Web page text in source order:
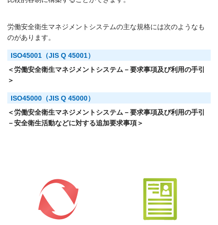
労働安全衛生マネジメントシステムの主な規格には次のようなも
のがあります。
ISO45001（JIS Q 45001）
＜労働安全衛生マネジメントシステム－要求事項及び利用の手引
＞
ISO45000（JIS Q 45000）
＜労働安全衛生マネジメントシステム－要求事項及び利用の手引
－安全衛生活動などに対する追加要求事項＞